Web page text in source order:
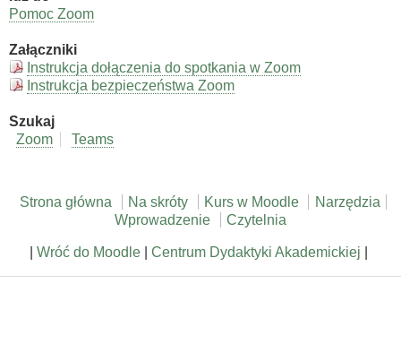
Narzędzia
Pomoc Zoom
Załączniki
Instrukcja dołączenia do spotkania w Zoom
Instrukcja bezpieczeństwa Zoom
Szukaj
Zoom
Teams
Strona główna Na skróty Kurs w Moodle
Narzędzia
Wprowadzenie
Czytelnia
Wróć do Moodle Centrum Dydaktyki Akademickiej